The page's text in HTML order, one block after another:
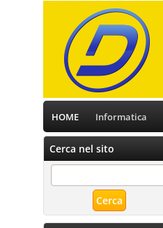
HOME Informatica
Cerca nel sito